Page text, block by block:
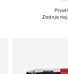
Razpoložljive
Zadnja